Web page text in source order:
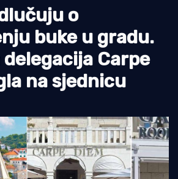
o
buke u gradu.
Carpe
na sjednicu